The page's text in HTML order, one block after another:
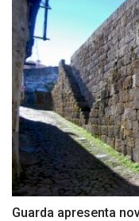
Guarda apresenta